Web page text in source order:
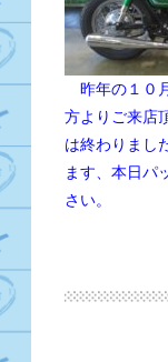
昨年の１０
方よりご来店
は終わりまし
ます、本日パ
さい。